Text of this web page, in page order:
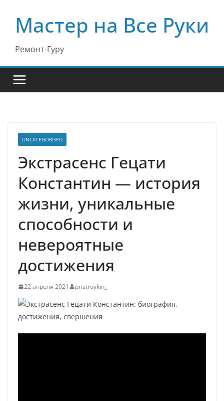
содержимому
Мастер на Все Руки
Ремонт-Гуру
UNCATEGORISED
Экстрасенс Гецати
Константин — история
жизни, уникальные
способности и
невероятные
достижения
22 апреля 2021 pristroykin_